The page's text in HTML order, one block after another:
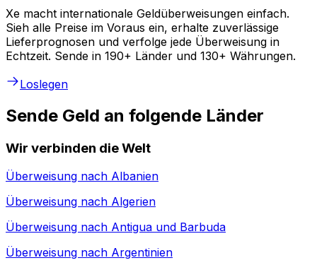
Xe macht internationale Geldüberweisungen einfach.
Sieh alle Preise im Voraus ein, erhalte zuverlässige
Lieferprognosen und verfolge jede Überweisung in
Echtzeit. Sende in 190+ Länder und 130+ Währungen.
Loslegen
Sende Geld an folgende Länder
Wir verbinden die Welt
Überweisung nach Albanien
Überweisung nach Algerien
Überweisung nach Antigua und Barbuda
Überweisung nach Argentinien